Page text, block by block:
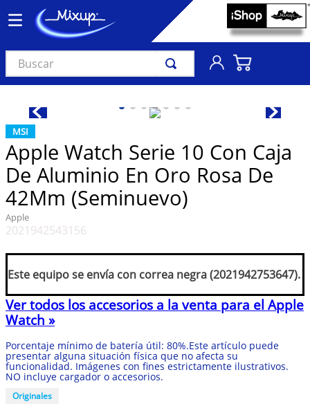
Buscar
MSI
Apple Watch Serie 10 Con Caja
De Aluminio En Oro Rosa De
42Mm (Seminuevo)
Apple
2021942543156
Este equipo se envía con correa negra (2021942753647).
Ver todos los accesorios a la venta para el Apple
Watch »
Porcentaje mínimo de batería útil: 80%.Este artículo puede
presentar alguna situación física que no afecta su
funcionalidad. Imágenes con fines estrictamente ilustrativos.
NO incluye cargador o accesorios.
Originales
3
audífonos
4.
madonna
5
ariana grande
6.
bts
7.
importados
8.
manga
9.
taylor swift
10